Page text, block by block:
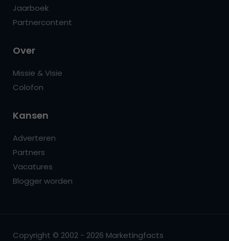
Jaarboek
Partnercontent
Over
Missie & Visie
Colofon
Kansen
Adverteren
Partners
Vacatures
Blogger worden
Copyright © 2002 - 2026 Marketingfacts